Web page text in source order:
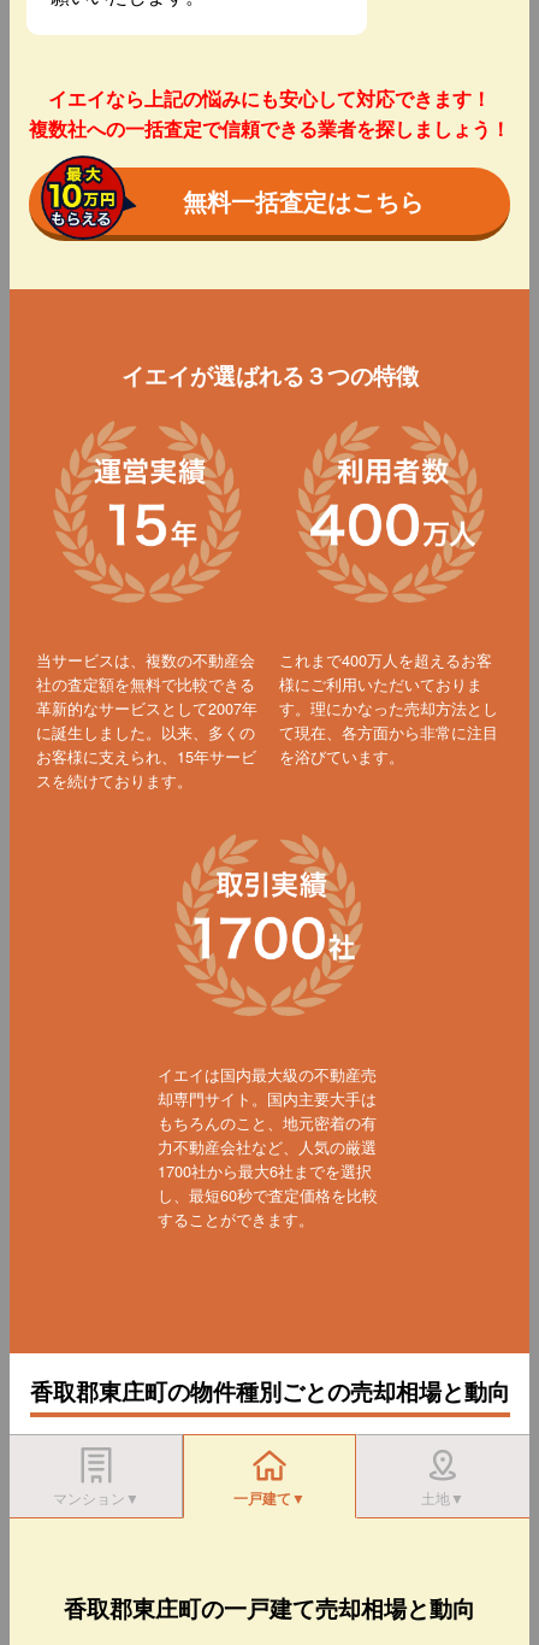
イエイなら上記の悩みにも安心して対応できます！
複数社への一括査定で信頼できる業者を探しましょう！
無料一括査定はこちら
イエイが選ばれる３つの特徴
当サービスは、複数の不動産会
社の査定額を無料で比較できる
革新的なサービスとして2007年
に誕生しました。以来、多くの
お客様に支えられ、15年サービ
スを続けております。
これまで400万人を超えるお客
様にご利用いただいておりま
す。理にかなった売却方法とし
て現在、各方面から非常に注目
を浴びています。
イエイは国内最大級の不動産売
却専門サイト。国内主要大手は
もちろんのこと、地元密着の有
力不動産会社など、人気の厳選
1700社から最大6社までを選択
し、最短60秒で査定価格を比較
することができます。
香取郡東庄町の物件種別ごとの売却相場と動向
マンション▼ 一戸建て▼ 土地▼
香取郡東庄町の一戸建て売却相場と動向